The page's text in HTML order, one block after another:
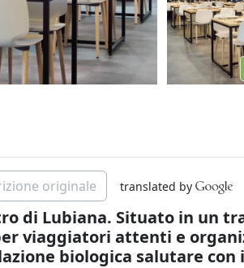
originale translated by
di Lubiana. Situato in un
viaggiatori attenti e
biologica salutare